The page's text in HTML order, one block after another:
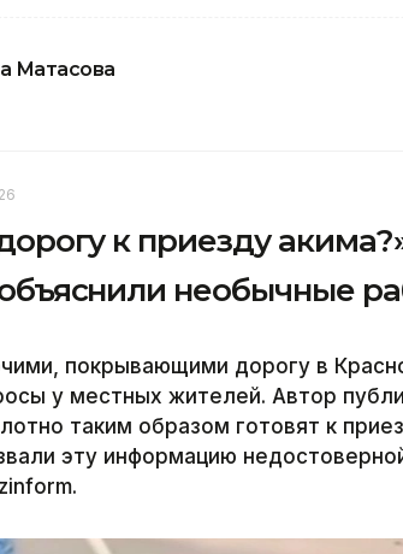
Матасова
к приезду
необычные
покрывающими дорогу в
у местных жителей. Автор
таким образом готовят к
эту информацию